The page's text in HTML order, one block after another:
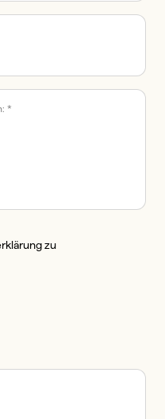
*
zu